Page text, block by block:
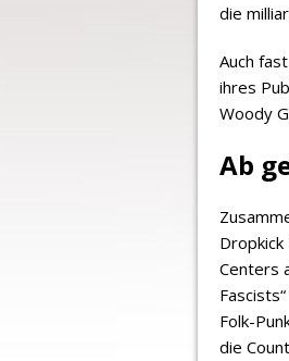
die
Auch
ihres
Woody
Ab
Centers
Folk-
die